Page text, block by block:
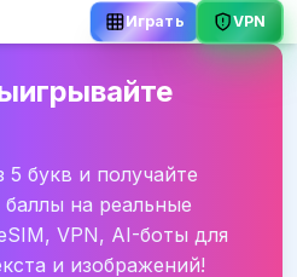
Играть VPN
5 букв и получайте
на реальные
VPN, AI-боты для
и изображений!